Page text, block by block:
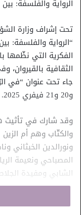
الرواية والفلسفة:
تحت إشراف وزارة
“الرواية والفلسفة:
الفكرية التي نظّمها
الثقافية بالقيروان،
و20 و21 فيفري 2025.
وقد شارك في تأثيث
والكتّاب وهم أم
ونورالدين الخبثاني
المصباحي ونعيمة
الشابي ومفيدة
بيت الرواية